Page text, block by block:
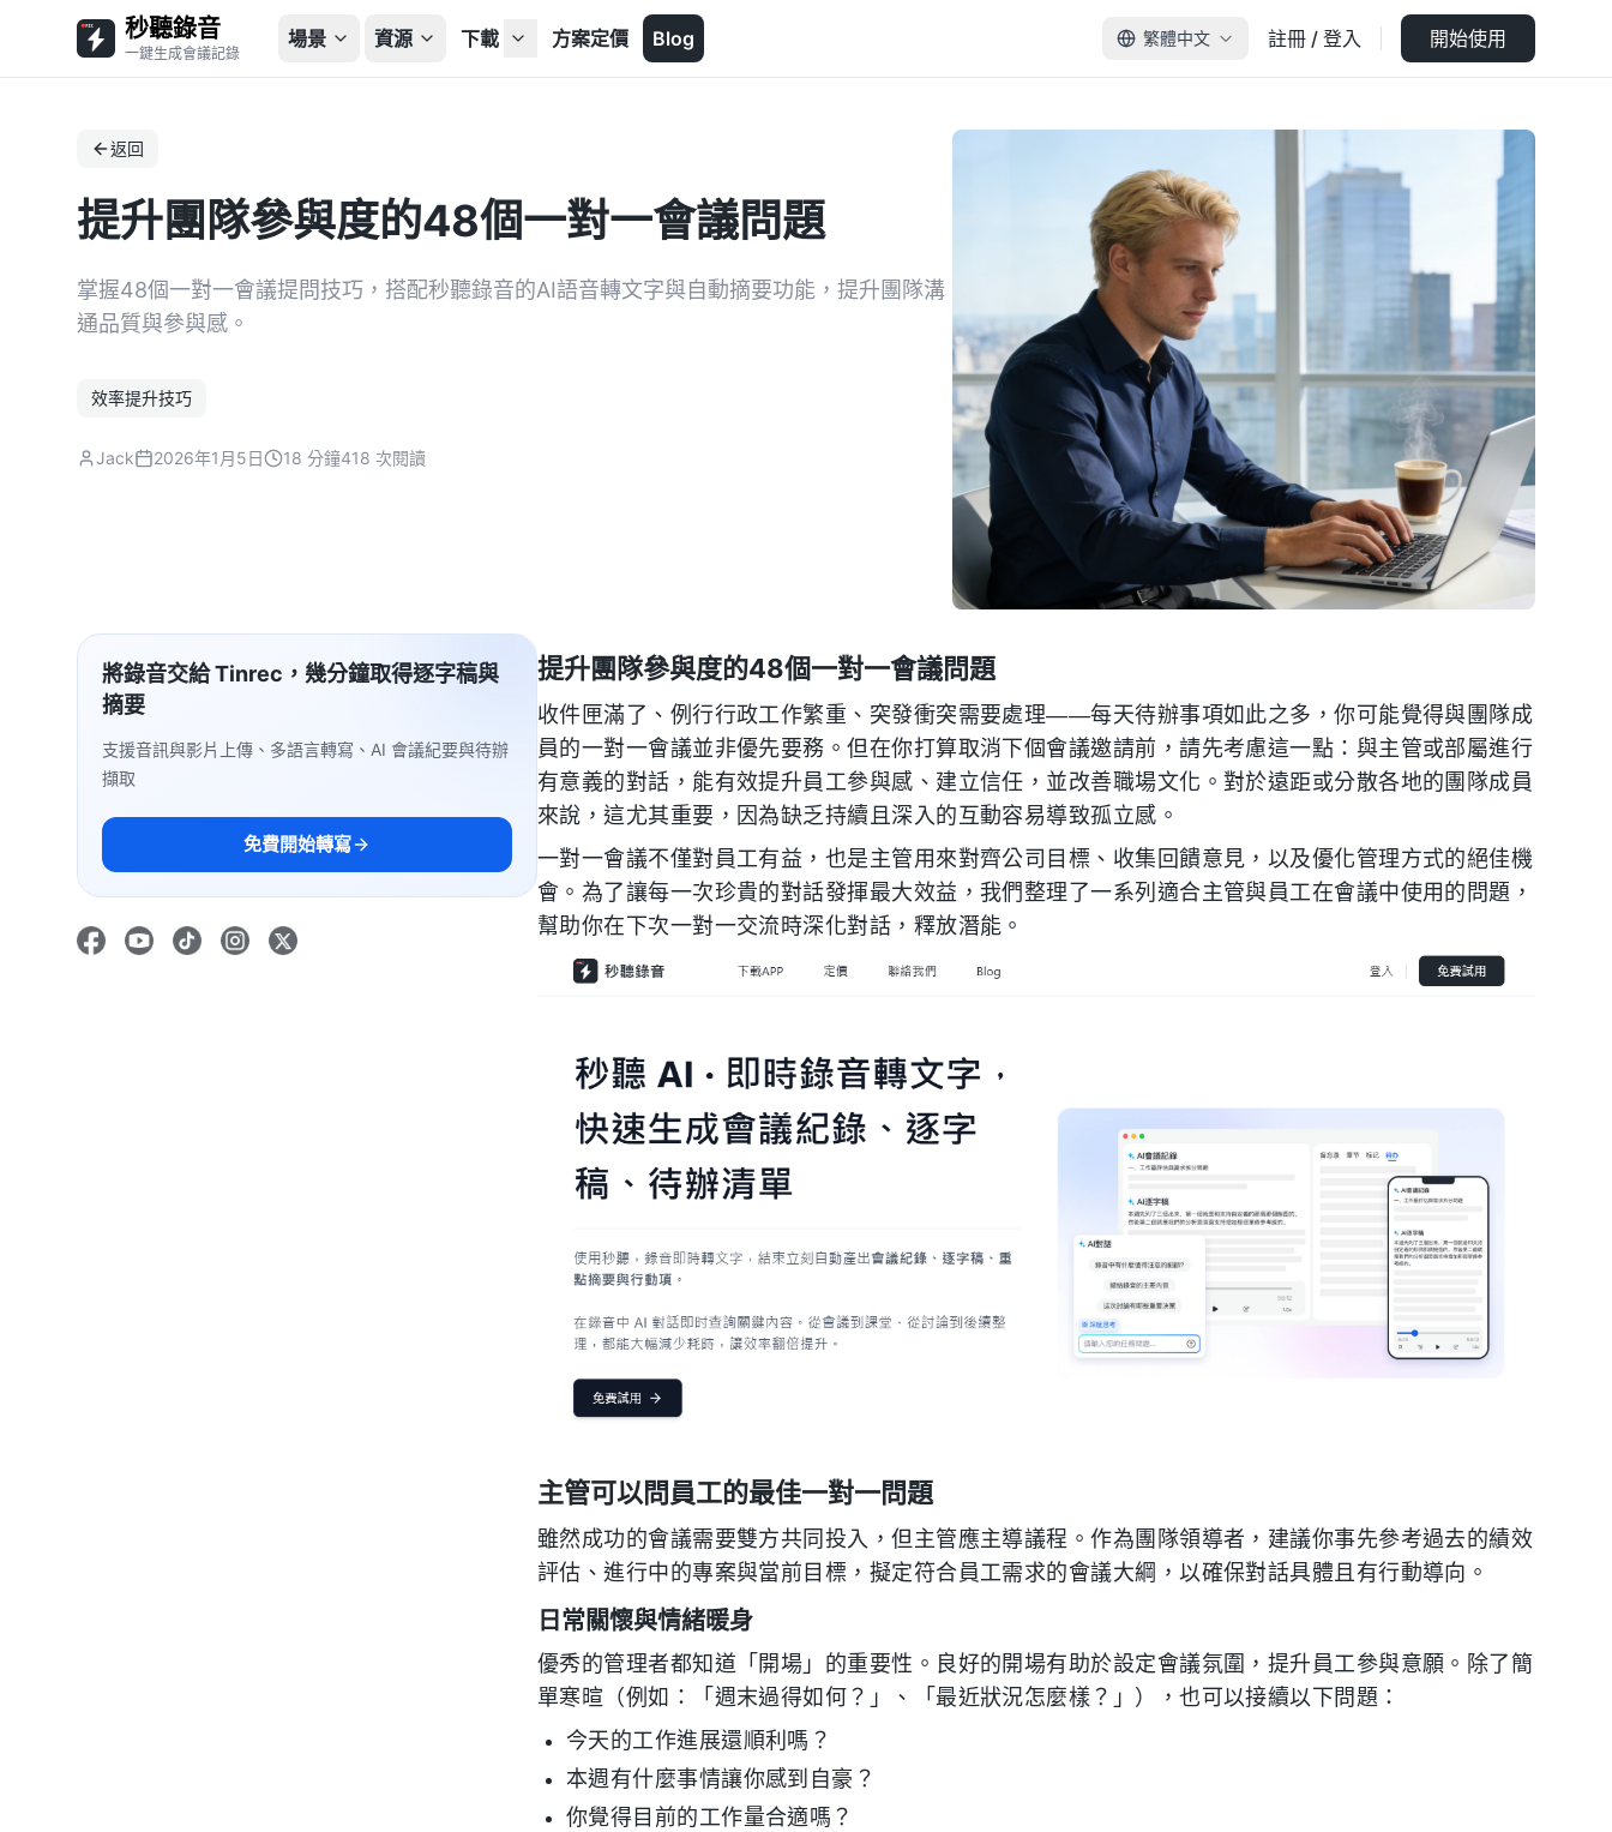
秒聽錄音
一鍵生成會議記錄
場景 資源 下載 方案定價 Blog 繁體中文 註冊 / 登入 開始使用
返回
提升團隊參與度的48個一對一會議問題
掌握48個一對一會議提問技巧，搭配秒聽錄音的AI語音轉文字與自動摘要功能，提升團隊溝
通品質與參與感。
效率提升技巧
Jack 2026年1月5日 18 分鐘418 次閱讀
將錄音交給 Tinrec，幾分鐘取得逐字稿與
摘要
支援音訊與影片上傳、多語言轉寫、AI 會議紀要與待辦
擷取
免費開始轉寫
提升團隊參與度的48個一對一會議問題
收件匣滿了、例行行政工作繁重、突發衝突需要處理——每天待辦事項如此之多，你可能覺得與團隊成
員的一對一會議並非優先要務。但在你打算取消下個會議邀請前，請先考慮這一點：與主管或部屬進行
有意義的對話，能有效提升員工參與感、建立信任，並改善職場文化。對於遠距或分散各地的團隊成員
來說，這尤其重要，因為缺乏持續且深入的互動容易導致孤立感。
一對一會議不僅對員工有益，也是主管用來對齊公司目標、收集回饋意見，以及優化管理方式的絕佳機
會。為了讓每一次珍貴的對話發揮最大效益，我們整理了一系列適合主管與員工在會議中使用的問題，
幫助你在下次一對一交流時深化對話，釋放潛能。
主管可以問員工的最佳一對一問題
雖然成功的會議需要雙方共同投入，但主管應主導議程。作為團隊領導者，建議你事先參考過去的績效
評估、進行中的專案與當前目標，擬定符合員工需求的會議大綱，以確保對話具體且有行動導向。
日常關懷與情緒暖身
優秀的管理者都知道「開場」的重要性。良好的開場有助於設定會議氛圍，提升員工參與意願。除了簡
單寒暄（例如：「週末過得如何？」、「最近狀況怎麼樣？」），也可以接續以下問題：
今天的工作進展還順利嗎？
本週有什麼事情讓你感到自豪？
你覺得目前的工作量合適嗎？